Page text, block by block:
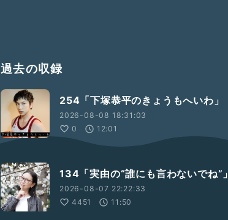
過去の収録
254「下塚恭平のきょうもへいわ」
2026-08-08 18:31:03
0
12:01
134「実由の“誰にも言わないでね”」
2026-08-07 22:22:33
4451
11:50